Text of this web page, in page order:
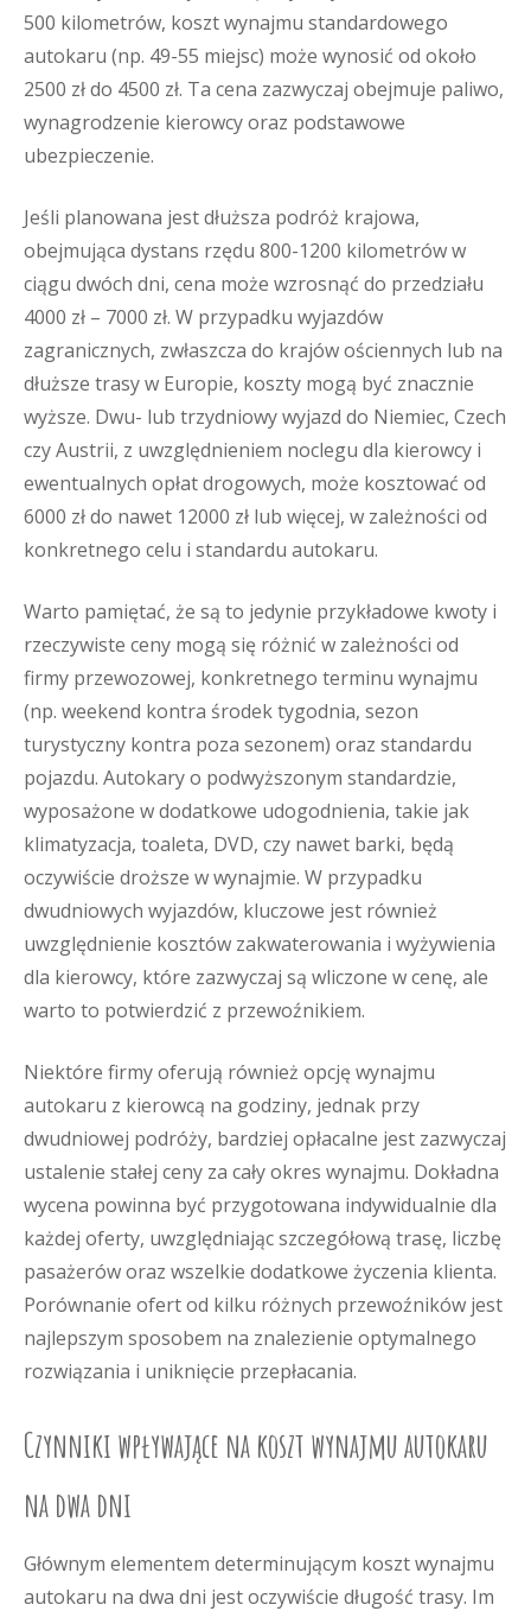
500 kilometrów, koszt wynajmu standardowego
autokaru (np. 49-55 miejsc) może wynosić od około
2500 zł do 4500 zł. Ta cena zazwyczaj obejmuje paliwo,
wynagrodzenie kierowcy oraz podstawowe
ubezpieczenie.
Jeśli planowana jest dłuższa podróż krajowa,
obejmująca dystans rzędu 800-1200 kilometrów w
ciągu dwóch dni, cena może wzrosnąć do przedziału
4000 zł – 7000 zł. W przypadku wyjazdów
zagranicznych, zwłaszcza do krajów ościennych lub na
dłuższe trasy w Europie, koszty mogą być znacznie
wyższe. Dwu- lub trzydniowy wyjazd do Niemiec, Czech
czy Austrii, z uwzględnieniem noclegu dla kierowcy i
ewentualnych opłat drogowych, może kosztować od
6000 zł do nawet 12000 zł lub więcej, w zależności od
konkretnego celu i standardu autokaru.
Warto pamiętać, że są to jedynie przykładowe kwoty i
rzeczywiste ceny mogą się różnić w zależności od
firmy przewozowej, konkretnego terminu wynajmu
(np. weekend kontra środek tygodnia, sezon
turystyczny kontra poza sezonem) oraz standardu
pojazdu. Autokary o podwyższonym standardzie,
wyposażone w dodatkowe udogodnienia, takie jak
klimatyzacja, toaleta, DVD, czy nawet barki, będą
oczywiście droższe w wynajmie. W przypadku
dwudniowych wyjazdów, kluczowe jest również
uwzględnienie kosztów zakwaterowania i wyżywienia
dla kierowcy, które zazwyczaj są wliczone w cenę, ale
warto to potwierdzić z przewoźnikiem.
Niektóre firmy oferują również opcję wynajmu
autokaru z kierowcą na godziny, jednak przy
dwudniowej podróży, bardziej opłacalne jest zazwyczaj
ustalenie stałej ceny za cały okres wynajmu. Dokładna
wycena powinna być przygotowana indywidualnie dla
każdej oferty, uwzględniając szczegółową trasę, liczbę
pasażerów oraz wszelkie dodatkowe życzenia klienta.
Porównanie ofert od kilku różnych przewoźników jest
najlepszym sposobem na znalezienie optymalnego
rozwiązania i uniknięcie przepłacania.
Czynniki wpływające na koszt wynajmu autokaru
na dwa dni
Głównym elementem determinującym koszt wynajmu
autokaru na dwa dni jest oczywiście długość trasy. Im